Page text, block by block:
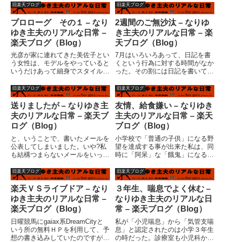
ですが・・・・実は、義母のオー
ストラリア旅行、とりやめになり
ました！！ですから、子供たちが
「ズルイよ?！」と言いだした
と...
バトン！』 ●今、どこに居る？
『 自宅 』●今、一番近くに誰
が居る?『 ２階には妻と子
供 』●今 どんな服装？『 空
軍仕様...
旧楽天ブログ
プロローグ その１ – なり
ゆき主夫のリアルな日常 –
楽天ブログ（Blog）
光彦が家に連れてきた美佐子とい
う女性は、モデルをやっていると
いうだけあって細身でスタイルは
く、はっきりと喋ることが苦手な
ようだった。人付き合いの上手い
タイプではなかったようだ。光彦
の母雅子は、このスナックのホ
ス...
旧楽天ブログ
2週間のご無沙汰 – なりゆ
き主夫のリアルな日常 – 楽
天ブログ（Blog）
7月はいろいろあって、日記を書
くという行為に対する時間がなか
った。その割には日記を書いてい
うか、忙しいときにはなんとなく
時間を作り出して意味のないこと
（この日記とか・・・）をやりく
りしているのだが、それが過ぎ
る...
旧楽天ブログ
送りましたが – なりゆき主
夫のリアルな日常 – 楽天ブ
ログ（Blog）
と、いうことで、書いたメールを
公表してしまいました。いや?私
も結構つまらないメールをいっぱ
って遅くなりましたが、ＤＶＤ送
ったよ。ついでに、秋葉原で買っ
た怪しいＤＶＤ?Ｒをつけとい
た。10枚で500円くらいだった...
旧楽天ブログ
友情、給食嫌い – なりゆき
主夫のリアルな日常 – 楽天
ブログ（Blog）
小学校で「普通の子供」になる野
望を達成する事が出来た私は、同
時に「阿呆」な「餓鬼」になる野
た。意地悪をしてくる相手には、
立ち向かったし、弱い子や、女の
子には、意地悪もした。授業も殆
ど理解出来たし、成績もそれな
り...
旧楽天ブログ
楽天ＶＳライブドア – なり
ゆき主夫のリアルな日常 –
楽天ブログ（Blog）
日曜競馬にgaiax系DreamCityと
いう所の無料ＨＰを利用して、予
想の書き込みしていたのですが、
旧楽天ブログ
３年生、喘息でよく休む –
なりゆき主夫のリアルな日
常 – 楽天ブログ（Blog）
私が「小児喘息」から「気管支喘
息」と認定されたのは小学３年生
の時だった。診療室も小児科から